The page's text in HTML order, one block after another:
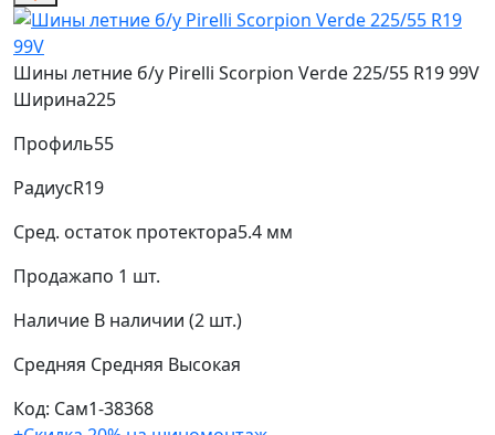
Шины летние б/у Pirelli Scorpion Verde 225/55 R19 99V
Ширина225
Профиль55
РадиусR19
Сред. остаток протектора5.4 мм
Продажапо 1 шт.
Наличие В наличии (2 шт.)
Средняя Средняя Высокая
Код: Сам1-38368